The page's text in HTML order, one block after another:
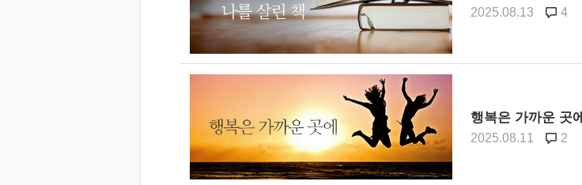
2025.08.13 4
행복은 가까운 곳에
2025.08.11 2